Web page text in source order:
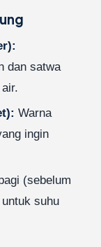
dan satwa
Warna
ingin
(sebelum
suhu